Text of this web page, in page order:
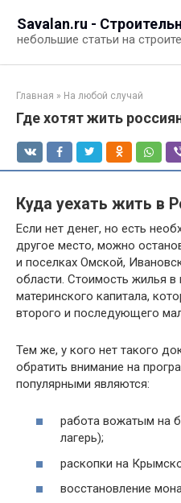
контенту
Savalan.ru -
небольшие статьи на
Главная » На любой случай
Где хотят жить
Куда уехать жить в
Если нет денег, но есть
другое место, можно
и поселках Омской,
области. Стоимость жилья в
материнского капитала,
второго и последующего
Тем же, у кого нет такого
обратить внимание на
популярными являются:
работа вожатым на
лагерь);
раскопки на
восстановление